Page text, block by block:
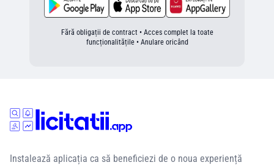
Fără obligații de contract • Acces complet la toate
funcționalitățile • Anulare oricând
Instalează aplicația ca să beneficiezi de o noua experiență